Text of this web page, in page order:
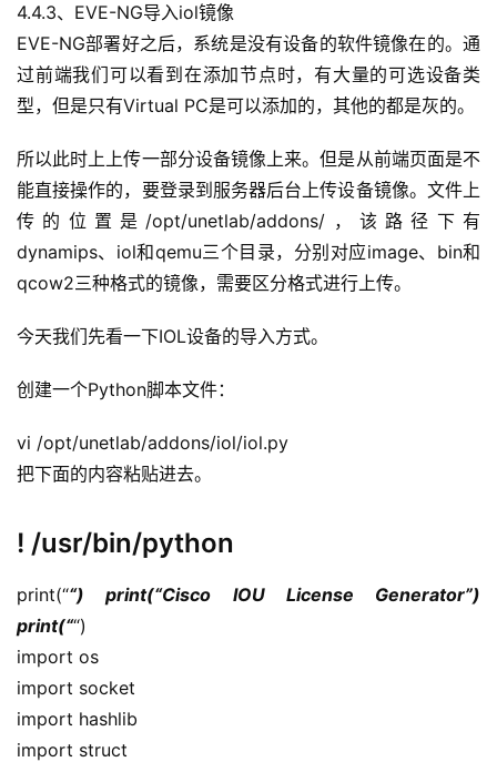
A
I
实
干
运
记
录
验
程
软
件
应
用
4.4.3、EVE-NG导入iol镜像
EVE-NG部署好之后，系统是没有设备的软件镜像在的。通
过前端我们可以看到在添加节点时，有大量的可选设备类
型，但是只有Virtual PC是可以添加的，其他的都是灰的。
所以此时上上传一部分设备镜像上来。但是从前端页面是不
能直接操作的，要登录到服务器后台上传设备镜像。文件上
传的位置是/opt/unetlab/addons/，该路径下有
dynamips、iol和qemu三个目录，分别对应image、bin和
qcow2三种格式的镜像，需要区分格式进行上传。
今天我们先看一下IOL设备的导入方式。
创建一个Python脚本文件：
vi /opt/unetlab/addons/iol/iol.py
把下面的内容粘贴进去。
! /usr/bin/python
print(““) print(“Cisco IOU License Generator”)
print(““)
import os
import socket
import hashlib
import struct